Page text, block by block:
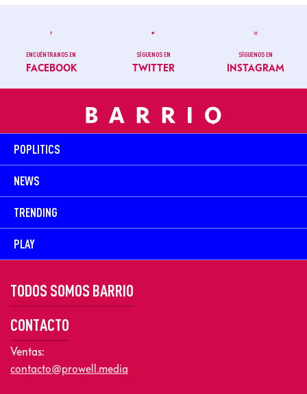
ENCUÉNTRANOS EN
FACEBOOK
SÍGUENOS EN
TWITTER
SÍGUENOS EN
INSTAGRAM
POPLITICS
NEWS
TRENDING
PLAY
TODOS SOMOS BARRIO
CONTACTO
Ventas:
contacto@prowell.media